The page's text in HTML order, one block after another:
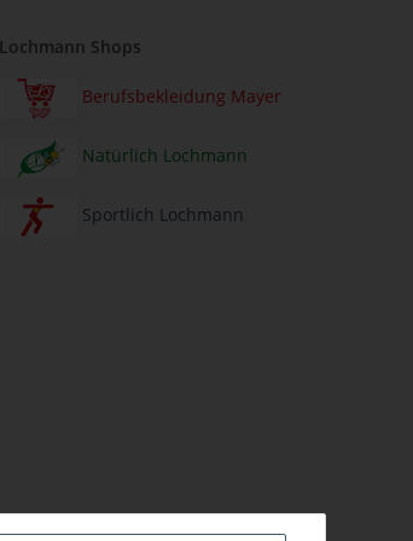
Lochmann Shops
Berufsbekleidung Mayer
Natürlich Lochmann
Sportlich Lochmann